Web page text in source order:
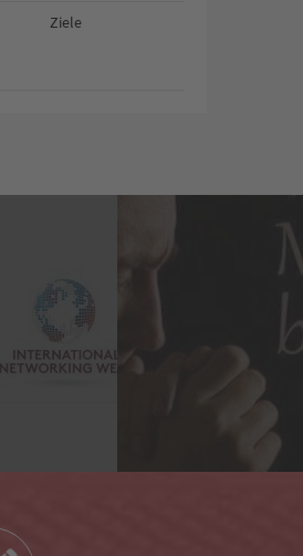
Ziele